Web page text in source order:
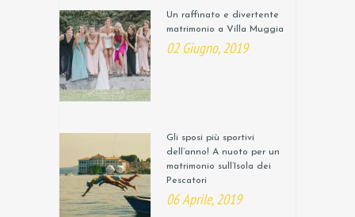
Un raffinato e divertente
matrimonio a Villa Muggia
02 Giugno, 2019
Gli sposi più sportivi
dell’anno! A nuoto per un
matrimonio sull’Isola dei
Pescatori
06 Aprile, 2019